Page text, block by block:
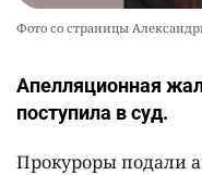
Фото со страницы
Апелляционная
поступила в суд.
Прокуроры подали